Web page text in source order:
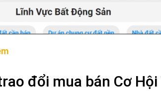
đổi mua bán Cơ Hội